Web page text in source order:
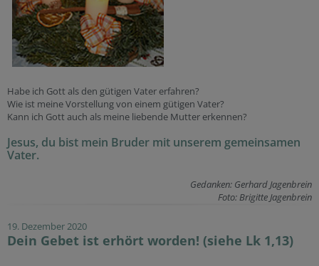
Habe ich Gott als den gütigen Vater erfahren?
Wie ist meine Vorstellung von einem gütigen Vater?
Kann ich Gott auch als meine liebende Mutter erkennen?
Jesus, du bist mein Bruder mit unserem gemeinsamen
Vater.
Gedanken: Gerhard Jagenbrein
Foto: Brigitte Jagenbrein
19. Dezember 2020
Dein Gebet ist erhört worden! (siehe Lk 1,13)